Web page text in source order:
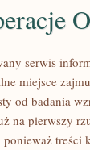
serwis
miejsce
od badania
na pierwszy
treści